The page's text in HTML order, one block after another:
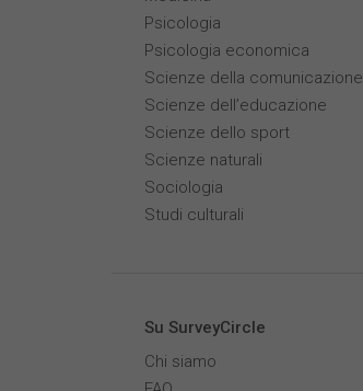
Psicologia
Psicologia economica
Scienze della comunicazione
Scienze dell’educazione
Scienze dello sport
Scienze naturali
Sociologia
Studi culturali
Su SurveyCircle
Chi siamo